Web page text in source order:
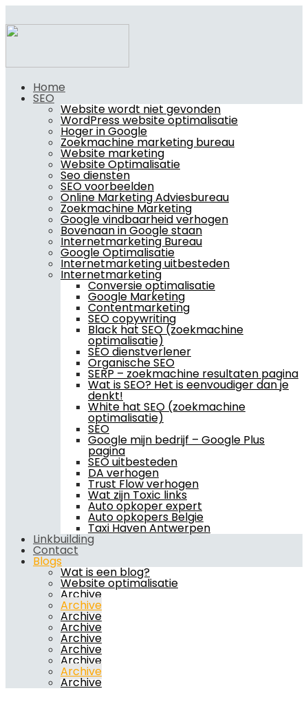
Home
SEO
Website wordt niet gevonden
WordPress website optimalisatie
Hoger in Google
Zoekmachine marketing bureau
Website marketing
Website Optimalisatie
Seo diensten
SEO voorbeelden
Online Marketing Adviesbureau
Zoekmachine Marketing
Google vindbaarheid verhogen
Bovenaan in Google staan
Internetmarketing Bureau
Google Optimalisatie
Internetmarketing uitbesteden
Internetmarketing
Conversie optimalisatie
Google Marketing
Contentmarketing
SEO copywriting
Black hat SEO (zoekmachine
optimalisatie)
SEO dienstverlener
Organische SEO
SERP – zoekmachine resultaten pagina
Wat is SEO? Het is eenvoudiger dan je
denkt!
White hat SEO (zoekmachine
optimalisatie)
SEO
Google mijn bedrijf – Google Plus
pagina
SEO uitbesteden
DA verhogen
Trust Flow verhogen
Wat zijn Toxic links
Auto opkoper expert
Auto opkopers Belgie
Taxi Haven Antwerpen
Linkbuilding
Contact
Blogs
Wat is een blog?
Website optimalisatie
Archive
Archive
Archive
Archive
Archive
Archive
Archive
Archive
Archive